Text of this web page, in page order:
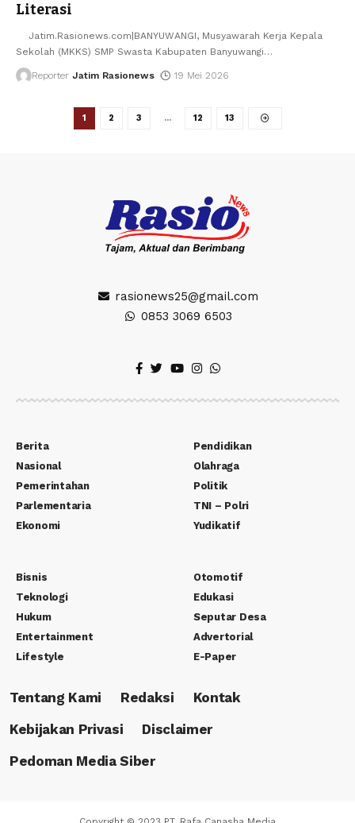
Literasi
Jatim.Rasionews.com|BANYUWANGI, Musyawarah Kerja Kepala
Sekolah (MKKS) SMP Swasta Kabupaten Banyuwangi…
Reporter Jatim Rasionews 19 Mei 2026
1 2 3 … 12 13
rasionews25@gmail.com
0853 3069 6503
Berita
Nasional
Pemerintahan
Parlementaria
Ekonomi
Pendidikan
Olahraga
Politik
TNI – Polri
Yudikatif
Bisnis
Teknologi
Hukum
Entertainment
Lifestyle
Otomotif
Edukasi
Seputar Desa
Advertorial
E-Paper
Tentang Kami Redaksi
Kontak
Kebijakan Privasi
Disclaimer
Pedoman Media Siber